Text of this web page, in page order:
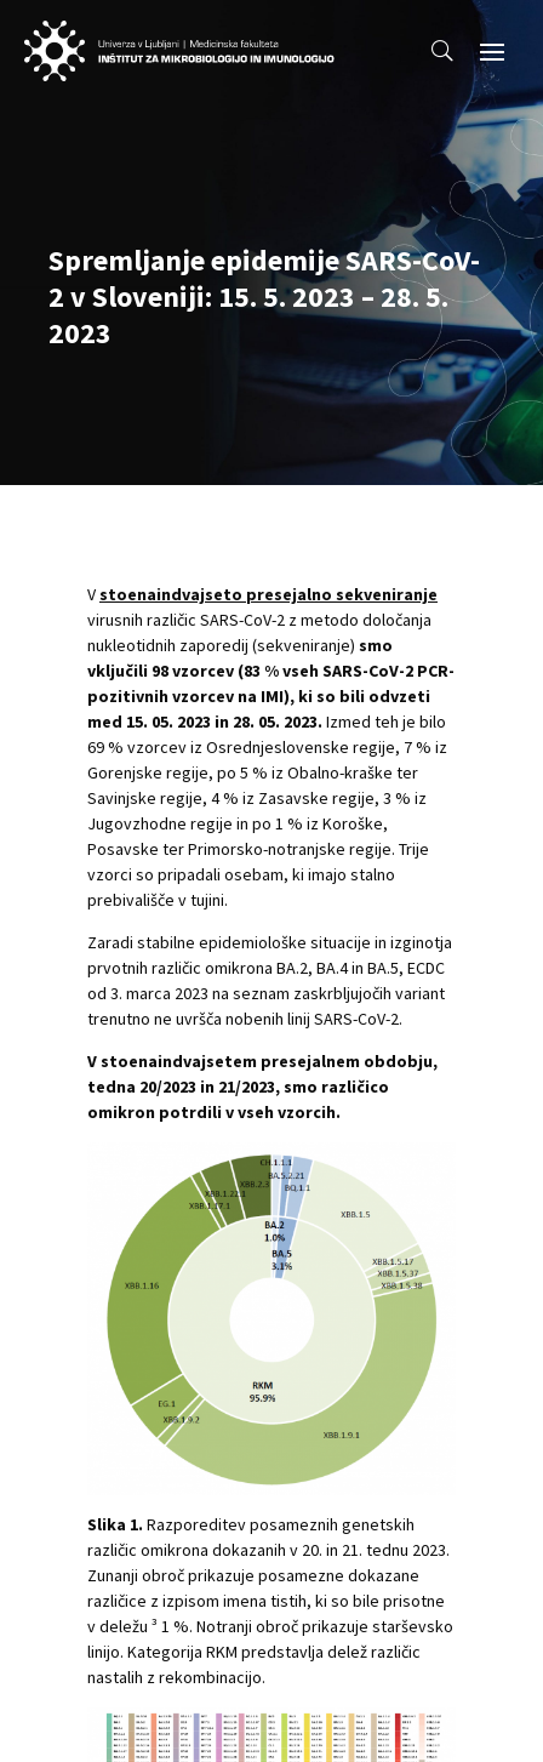
Spremljanje epidemije SARS-CoV-
2 v Sloveniji: 15. 5. 2023 – 28. 5.
2023
Vstoenaindvajseto presejalno sekveniranje
virusnih različic SARS-CoV-2 z metodo določanja
nukleotidnih zaporedij (sekveniranje) smo
vključili 98 vzorcev (83 % vseh SARS-CoV-2 PCR-
pozitivnih vzorcev na IMI), ki so bili odvzeti
med 15. 05. 2023 in 28. 05. 2023. Izmed teh je bilo
69 % vzorcev iz Osrednjeslovenske regije, 7 % iz
Gorenjske regije, po 5 % iz Obalno-kraške ter
Savinjske regije, 4 % iz Zasavske regije, 3 % iz
Jugovzhodne regije in po 1 % iz Koroške,
Posavske ter Primorsko-notranjske regije. Trije
vzorci so pripadali osebam, ki imajo stalno
prebivališče v tujini.
Zaradi stabilne epidemiološke situacije in izginotja
prvotnih različic omikrona BA.2, BA.4 in BA.5, ECDC
od 3. marca 2023 na seznam zaskrbljujočih variant
trenutno ne uvršča nobenih linij SARS-CoV-2.
V stoenaindvajsetem presejalnem obdobju,
tedna 20/2023 in 21/2023, smo različico
omikron potrdili v vseh vzorcih.
Slika 1. Razporeditev posameznih genetskih
različic omikrona dokazanih v 20. in 21. tednu 2023.
Zunanji obroč prikazuje posamezne dokazane
različice z izpisom imena tistih, ki so bile prisotne
v deležu ³ 1 %. Notranji obroč prikazuje starševsko
linijo. Kategorija RKM predstavlja delež različic
nastalih z rekombinacijo.